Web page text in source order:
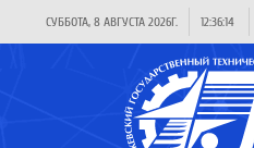
СУББОТА, 8 АВГУСТА 2026Г. 12:36:14